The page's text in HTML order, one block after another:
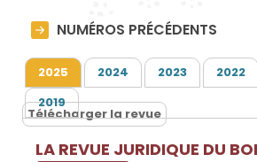
NUMÉROS PRÉCÉDENTS
2025 2024 2023 2022
2019
Télécharger la revue
LA REVUE JURIDIQUE DU